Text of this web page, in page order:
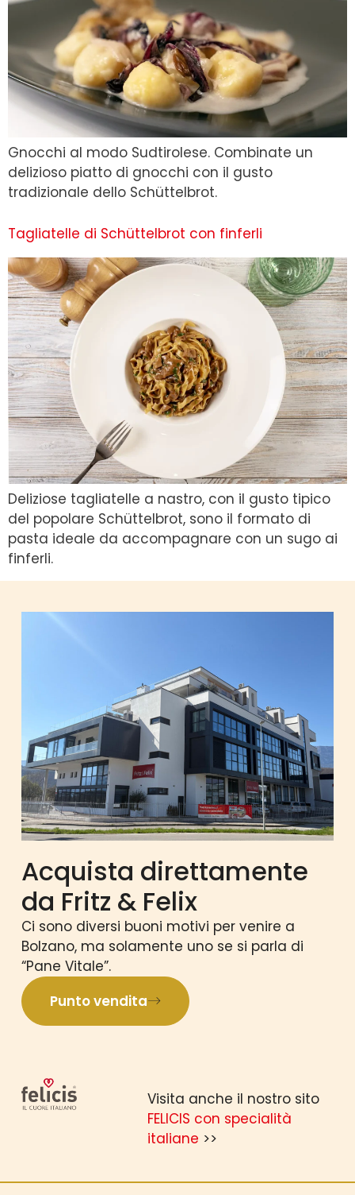
Gnocchi al modo Sudtirolese. Combinate un
delizioso piatto di gnocchi con il gusto
tradizionale dello Schüttelbrot.
Tagliatelle di Schüttelbrot con finferli
Deliziose tagliatelle a nastro, con il gusto tipico
del popolare Schüttelbrot, sono il formato di
pasta ideale da accompagnare con un sugo ai
finferli.
Acquista direttamente
da Fritz & Felix
Ci sono diversi buoni motivi per venire a
Bolzano, ma solamente uno se si parla di
“Pane Vitale”.
Punto vendita
Visita anche il nostro sito
FELICIS con specialità
italiane >>